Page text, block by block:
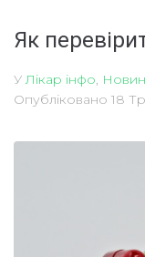
Як
У Лікар інфо
Опубліковано 18